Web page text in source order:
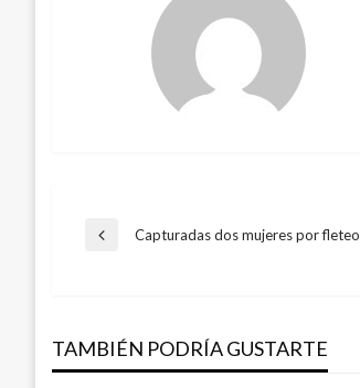
Navegación
entradas
Entrada
Capturadas dos mujeres por fleteo
TAMBIÉN PODRÍA GUSTARTE